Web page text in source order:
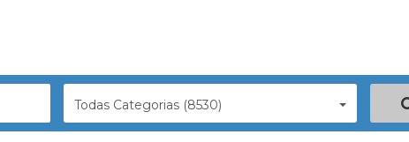
Todas Categorias (8530)